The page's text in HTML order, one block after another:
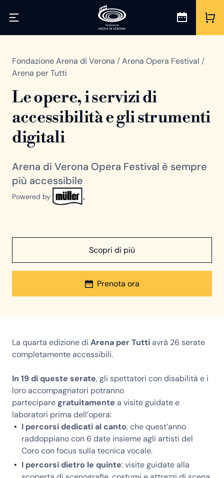
Fondazione Arena di Verona /Arena Opera Festival /
Arena per Tutti
Le opere, i servizi di
accessibilità e gli strumenti
digitali
Arena di Verona Opera Festival è sempre
più accessibile
Powered by
Scopri di più
Prenota ora
La quarta edizione di Arena per Tuttiavrà 26 serate
completamente accessibili.
In 19 di queste serate, gli spettatori con disabilità e i
loro accompagnatori potranno
partecipare gratuitamente a visite guidate e
laboratori prima dell’opera:
I percorsi dedicati al canto, che quest’anno
raddoppiano con 6 date insieme agli artisti del
Coro con focus sulla tecnica vocale.
I percorsi dietro le quinte: visite guidate alla